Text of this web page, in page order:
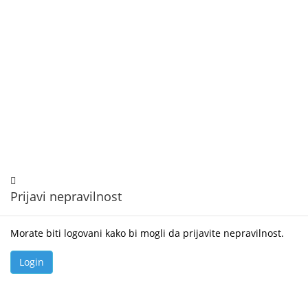
Prijavi nepravilnost
Morate biti logovani kako bi mogli da prijavite nepravilnost.